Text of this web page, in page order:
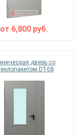
от 6,800 руб.
дверь со
DT-08